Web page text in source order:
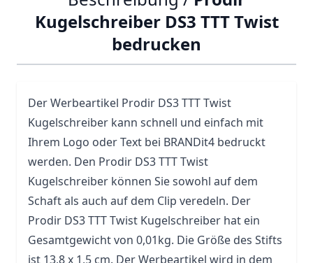
Kugelschreiber DS3 TTT Twist
bedrucken
Der Werbeartikel Prodir DS3 TTT Twist
Kugelschreiber kann schnell und einfach mit
Ihrem Logo oder Text bei BRANDit4 bedruckt
werden. Den Prodir DS3 TTT Twist
Kugelschreiber können Sie sowohl auf dem
Schaft als auch auf dem Clip veredeln. Der
Prodir DS3 TTT Twist Kugelschreiber hat ein
Gesamtgewicht von 0,01kg. Die Größe des Stifts
ist 13,8 x 1,5 cm. Der Werbeartikel wird in dem